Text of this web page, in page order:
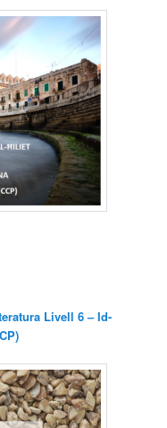
Livell 6 – Id-